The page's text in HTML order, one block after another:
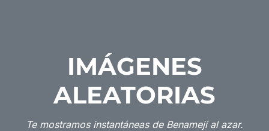
IMÁGENES
ALEATORIAS
Te mostramos instantáneas de Benamejí al azar.